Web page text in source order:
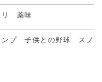
薬味
子供との野球 スノ